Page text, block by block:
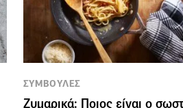
ΣΥΜΒΟΥΛΕΣ
Ζυμαρικά: Ποιος είναι ο